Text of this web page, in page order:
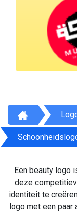
Een beauty logo
deze
identiteit te
logo met een paar